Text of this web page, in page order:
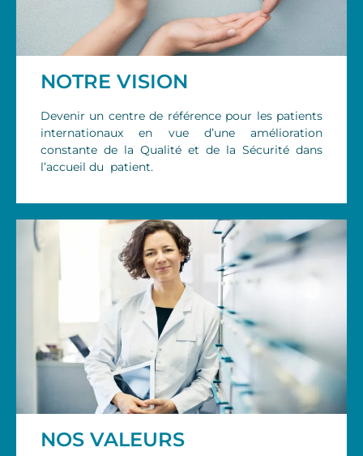
NOTRE VISION
Devenir un centre de référence pour les patients
internationaux en vue d’une amélioration
constante de la Qualité et de la Sécurité dans
l’accueil du patient.
NOS VALEURS